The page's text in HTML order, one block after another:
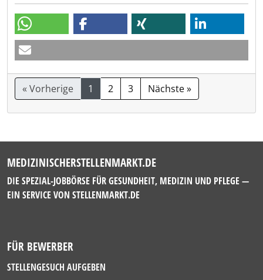
« Vorherige 1 2 3 Nächste »
MEDIZINISCHERSTELLENMARKT.DE
DIE SPEZIAL-JOBBÖRSE FÜR GESUNDHEIT, MEDIZIN UND PFLEGE —
EIN SERVICE VON STELLENMARKT.DE
FÜR BEWERBER
STELLENGESUCH AUFGEBEN